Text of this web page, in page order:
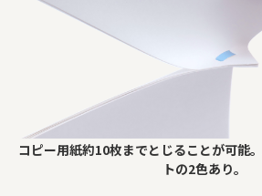
コピー用紙約10枚までとじることが可能
トの2色あり。